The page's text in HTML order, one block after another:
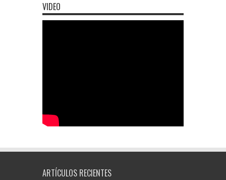
VIDEO
ARTÍCULOS RECIENTES